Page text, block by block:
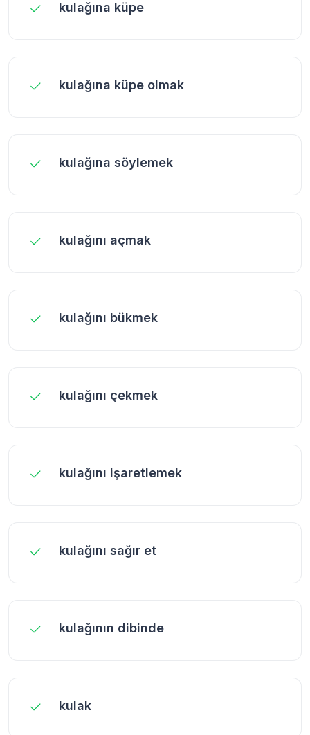
kulağına küpe
kulağına küpe olmak
kulağına söylemek
kulağını açmak
kulağını bükmek
kulağını çekmek
kulağını işaretlemek
kulağını sağır et
kulağının dibinde
kulak